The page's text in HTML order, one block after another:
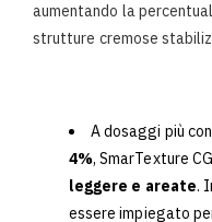
aumentando la
strutture cremose
A dosaggi più
4%, SmarTexture
leggere e areate.
essere impiegato